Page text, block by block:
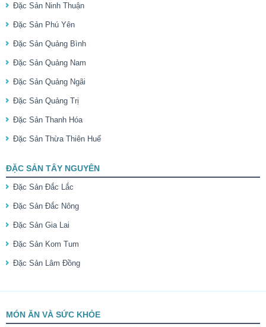
Đặc Sản Ninh Thuận
Đặc Sản Phú Yên
Đặc Sản Quảng Bình
Đặc Sản Quảng Nam
Đặc Sản Quảng Ngãi
Đặc Sản Quảng Trị
Đặc Sản Thanh Hóa
Đặc Sản Thừa Thiên Huế
ĐẶC SẢN TÂY NGUYÊN
Đặc Sản Đắc Lắc
Đặc Sản Đắc Nông
Đặc Sản Gia Lai
Đặc Sản Kom Tum
Đặc Sản Lâm Đồng
MÓN ĂN VÀ SỨC KHỎE